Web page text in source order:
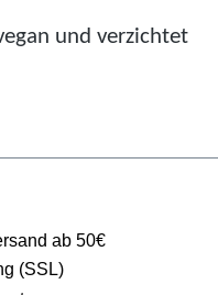
und verzichtet
ab 50€
(SSL)